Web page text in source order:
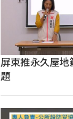
屏東推永久屋
題